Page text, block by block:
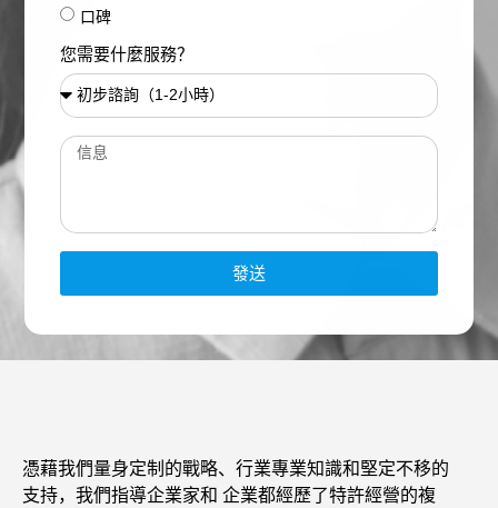
口碑
您需要什麼服務？
發送
憑藉我們量身定制的戰略、行業專業知識和堅定不移的
支持，我們指導企業家和 企業都經歷了特許經營的複